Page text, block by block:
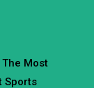
Most
Sports